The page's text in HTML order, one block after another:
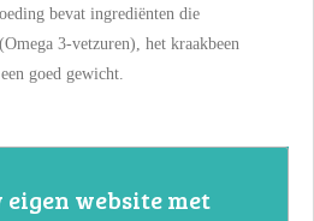
bevat ingrediënten die
3-vetzuren), het kraakbeen
goed gewicht.
website met